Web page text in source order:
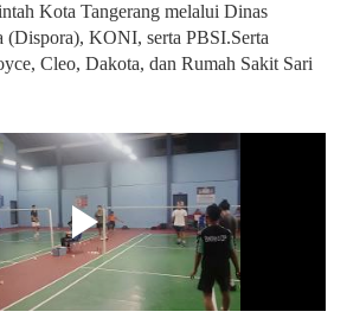
Kota Tangerang melalui Dinas
(Dispora), KONI, serta PBSI.Serta
Cleo, Dakota, dan Rumah Sakit Sari